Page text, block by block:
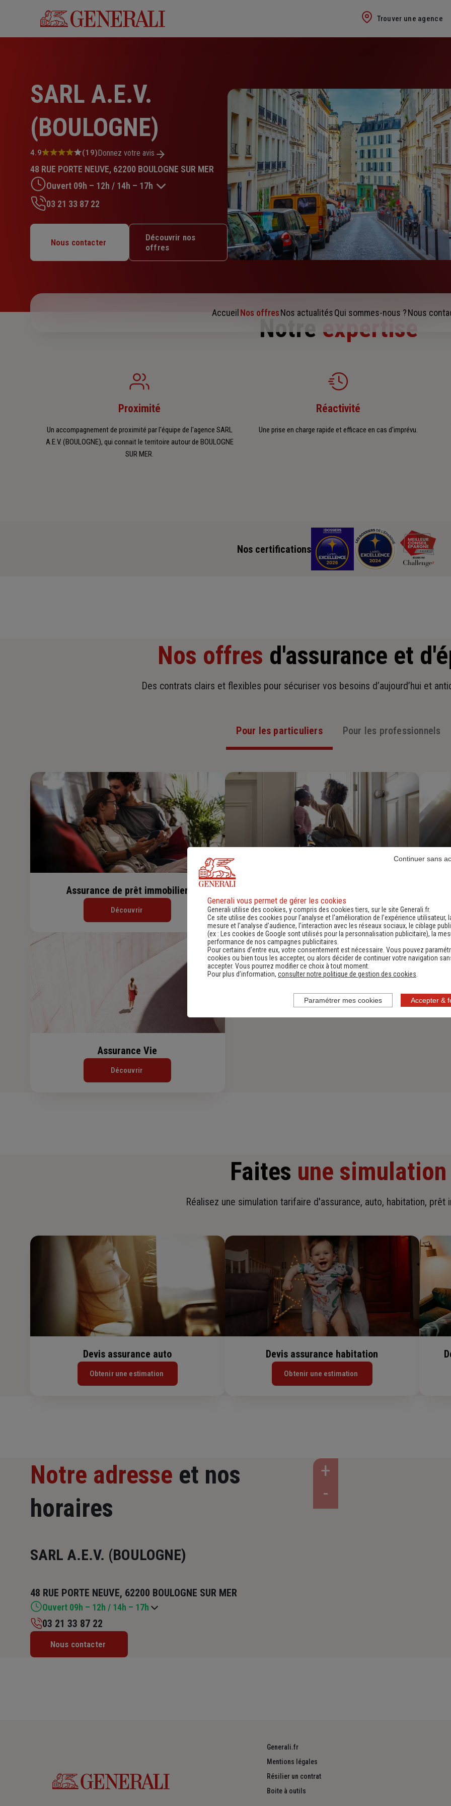
Trouver une agence
SARL A.E.V.
(BOULOGNE)
Note
4.9
sur
5
étoiles
4.9 (19)Donnez votre avis
48 RUE PORTE NEUVE, 62200 BOULOGNE SUR MER
Ouvert 09h – 12h / 14h – 17h
Mardi : 09h – 12h / 14h – 17h
Mercredi : 09h – 12h / 14h – 17h
03 21 33 87 22
Nous contacter
Découvrir nos
offres
Accueil Nos offresNos actualitésQui sommes-nous ?Nous
Notre expertise
Proximité
Un accompagnement de proximité par l'équipe de l'agence SARL
A.E.V. (BOULOGNE), qui connait le territoire autour de BOULOGNE
SUR MER.
Réactivité
Une prise en charge rapide et efficace en cas d'imprévu.
Nos certifications
Nos offres d'assurance et
Des contrats clairs et flexibles pour sécuriser vos besoins d’aujourd’hui et
Pour les particuliers Pour les professionnels
Assurance de prêt immobilier
Découvrir Découvrir
Assurance Vie
Découvrir
Faites une simulation
Réalisez une simulation tarifaire d'assurance, auto, habitation, prêt
Devis assurance auto
Obtenir une estimation
Devis assurance habitation
Obtenir une estimation
Notre adresse et nos
horaires
SARL A.E.V. (BOULOGNE)
48 RUE PORTE NEUVE, 62200 BOULOGNE SUR MER
Ouvert 09h – 12h / 14h – 17h
Mardi : 09h – 12h / 14h – 17h
03 21 33 87 22
Nous contacter
Generali.fr
Mentions légales
Résilier un contrat
Boite à outils
Generali vous permet de gérer les cookies
Generali utilise des cookies, y compris des cookies tiers, sur le site Generali.fr.
Ce site utilise des cookies pour l’analyse et l'amélioration de l’expérience utilisateur,
mesure et l’analyse d’audience, l’interaction avec les réseaux sociaux, le ciblage
(ex :
Les cookies de Google sont utilisés pour la personnalisation publicitaire), la
performance de nos campagnes publicitaires.
Pour certains d’entre eux, votre consentement est nécessaire. Vous pouvez
cookies ou bien tous les accepter, ou alors décider de continuer votre navigation
accepter. Vous pourrez modifier ce choix à tout moment.
Pour plus d’information, consulter notre politique de gestion des cookies
Accepter &
Continuer sans
Paramétrer mes cookies